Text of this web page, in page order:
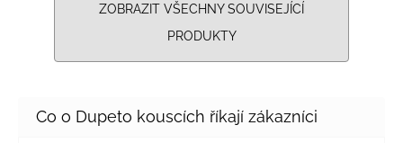
ZOBRAZIT VŠECHNY SOUVISEJÍCÍ
PRODUKTY